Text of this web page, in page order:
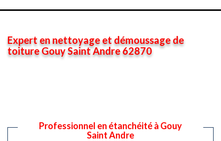
Expert en nettoyage et démoussage de
toiture Gouy Saint Andre 62870
Professionnel en étanchéité à Gouy
Saint Andre